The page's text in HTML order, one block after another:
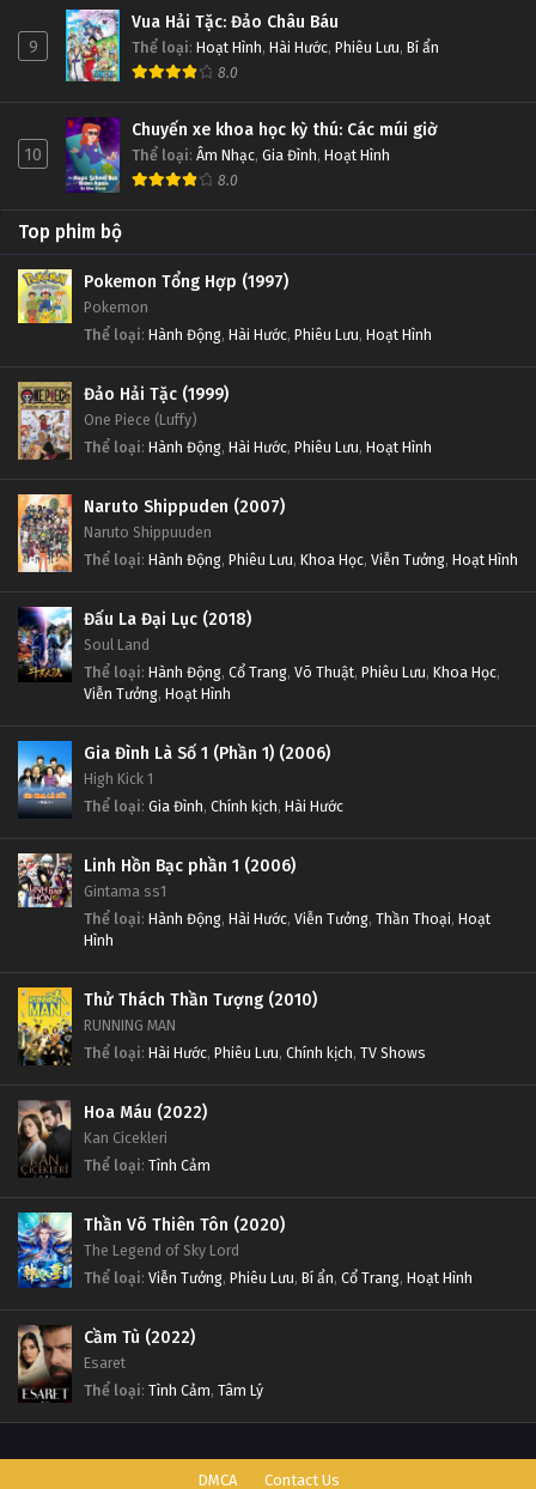
9
Vua Hải Tặc: Đảo Châu Báu
Thể loại: Hoạt Hình, Hài Hước, Phiêu Lưu, Bí ẩn
8.0
10
Chuyến xe khoa học kỳ thú: Các múi giờ
Thể loại: Âm Nhạc, Gia Đình, Hoạt Hình
8.0
Top phim bộ
Pokemon Tổng Hợp (1997)
Pokemon
Thể loại: Hành Động, Hài Hước, Phiêu Lưu, Hoạt Hình
Đảo Hải Tặc (1999)
One Piece (Luffy)
Thể loại: Hành Động, Hài Hước, Phiêu Lưu, Hoạt Hình
Naruto Shippuden (2007)
Naruto Shippuuden
Thể loại: Hành Động, Phiêu Lưu, Khoa Học, Viễn Tưởng, Hoạt Hình
Đấu La Đại Lục (2018)
Soul Land
Thể loại: Hành Động, Cổ Trang, Võ Thuật, Phiêu Lưu, Khoa Học,
Viễn Tưởng, Hoạt Hình
Gia Đình Là Số 1 (Phần 1) (2006)
High Kick 1
Thể loại: Gia Đình, Chính kịch, Hài Hước
Linh Hồn Bạc phần 1 (2006)
Gintama ss1
Thể loại: Hành Động, Hài Hước, Viễn Tưởng, Thần Thoại, Hoạt
Hình
Thử Thách Thần Tượng (2010)
RUNNING MAN
Thể loại: Hài Hước, Phiêu Lưu, Chính kịch, TV Shows
Hoa Máu (2022)
Kan Cicekleri
Thể loại: Tình Cảm
Thần Võ Thiên Tôn (2020)
The Legend of Sky Lord
Thể loại: Viễn Tưởng, Phiêu Lưu, Bí ẩn, Cổ Trang, Hoạt Hình
Cầm Tù (2022)
Esaret
Thể loại: Tình Cảm, Tâm Lý
DMCA Contact Us